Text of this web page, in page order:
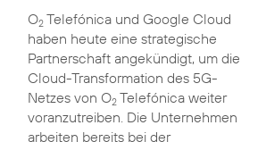
O2Telefónica und Google Cloud
haben heute eine strategische
Partnerschaft angekündigt, um die
Cloud-Transformation des 5G-
Netzes von O2Telefónica weiter
voranzutreiben. Die Unternehmen
arbeiten bereits bei der